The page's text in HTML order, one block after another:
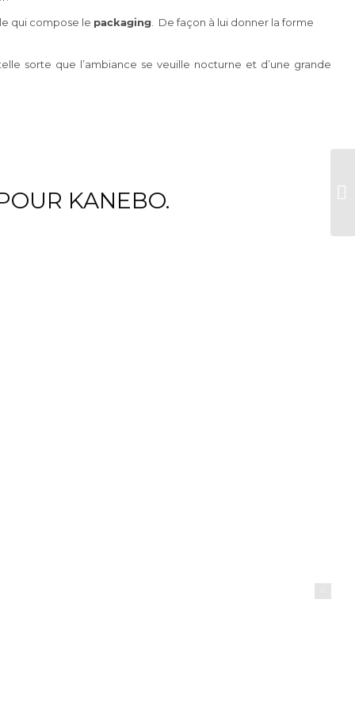
qui compose le packaging . De façon à lui donner la forme
sorte que l’ambiance se veuille nocturne et d’une grande
KANEBO.